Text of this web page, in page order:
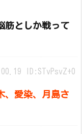
筋としか戦って
ID:STvPsvZ+0
、愛染、月島さ